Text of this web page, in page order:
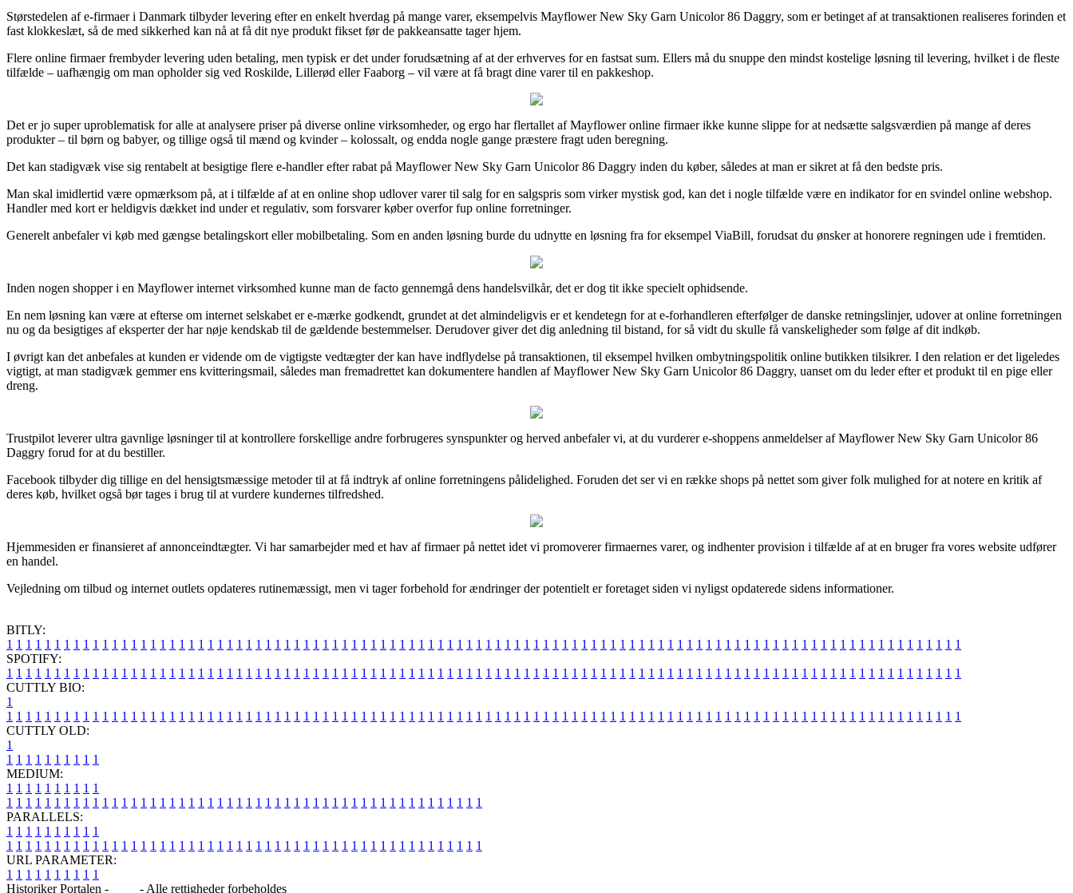
Størstedelen af e-firmaer i Danmark tilbyder levering efter en enkelt hverdag på mange varer, eksempelvis Mayflower New Sky Garn Unicolor 86 Daggry, som er betinget af at transaktionen realiseres forinden et
fast klokkeslæt, så de med sikkerhed kan nå at få dit nye produkt fikset før de pakkeansatte tager hjem.
Flere online firmaer frembyder levering uden betaling, men typisk er det under forudsætning af at der erhverves for en fastsat sum. Ellers må du snuppe den mindst kostelige løsning til levering, hvilket i de fleste
tilfælde – uafhængig om man opholder sig ved Roskilde, Lillerød eller Faaborg – vil være at få bragt dine varer til en pakkeshop.
Det er jo super uproblematisk for alle at analysere priser på diverse online virksomheder, og ergo har flertallet af Mayflower online firmaer ikke kunne slippe for at nedsætte salgsværdien på mange af deres
produkter – til børn og babyer, og tillige også til mænd og kvinder – kolossalt, og endda nogle gange præstere fragt uden beregning.
Det kan stadigvæk vise sig rentabelt at besigtige flere e-handler efter rabat på Mayflower New Sky Garn Unicolor 86 Daggry inden du køber, således at man er sikret at få den bedste pris.
Man skal imidlertid være opmærksom på, at i tilfælde af at en online shop udlover varer til salg for en salgspris som virker mystisk god, kan det i nogle tilfælde være en indikator for en svindel online webshop.
Handler med kort er heldigvis dækket ind under et regulativ, som forsvarer køber overfor fup online forretninger.
Generelt anbefaler vi køb med gængse betalingskort eller mobilbetaling. Som en anden løsning burde du udnytte en løsning fra for eksempel ViaBill, forudsat du ønsker at honorere regningen ude i fremtiden.
Inden nogen shopper i en Mayflower internet virksomhed kunne man de facto gennemgå dens handelsvilkår, det er dog tit ikke specielt ophidsende.
En nem løsning kan være at efterse om internet selskabet er e-mærke godkendt, grundet at det almindeligvis er et kendetegn for at e-forhandleren efterfølger de danske retningslinjer, udover at online forretningen
nu og da besigtiges af eksperter der har nøje kendskab til de gældende bestemmelser. Derudover giver det dig anledning til bistand, for så vidt du skulle få vanskeligheder som følge af dit indkøb.
I øvrigt kan det anbefales at kunden er vidende om de vigtigste vedtægter der kan have indflydelse på transaktionen, til eksempel hvilken ombytningspolitik online butikken tilsikrer. I den relation er det ligeledes
vigtigt, at man stadigvæk gemmer ens kvitteringsmail, således man fremadrettet kan dokumentere handlen af Mayflower New Sky Garn Unicolor 86 Daggry, uanset om du leder efter et produkt til en pige eller
dreng.
Trustpilot leverer ultra gavnlige løsninger til at kontrollere forskellige andre forbrugeres synspunkter og herved anbefaler vi, at du vurderer e-shoppens anmeldelser af Mayflower New Sky Garn Unicolor 86
Daggry forud for at du bestiller.
Facebook tilbyder dig tillige en del hensigtsmæssige metoder til at få indtryk af online forretningens pålidelighed. Foruden det ser vi en række shops på nettet som giver folk mulighed for at notere en kritik af
deres køb, hvilket også bør tages i brug til at vurdere kundernes tilfredshed.
Hjemmesiden er finansieret af annonceindtægter. Vi har samarbejder med et hav af firmaer på nettet idet vi promoverer firmaernes varer, og indhenter provision i tilfælde af at en bruger fra vores website udfører
en handel.
Vejledning om tilbud og internet outlets opdateres rutinemæssigt, men vi tager forbehold for ændringer der potentielt er foretaget siden vi nyligst opdaterede sidens informationer.
BITLY:
1 1 1 1 1 1 1 1 1 1 1 1 1 1 1 1 1 1 1 1 1 1 1 1 1 1 1 1 1 1 1 1 1 1 1 1 1 1 1 1 1 1 1 1 1 1 1 1 1 1 1 1 1 1 1 1 1 1 1 1 1 1 1 1 1 1 1 1 1 1 1 1 1 1 1 1 1 1 1 1 1 1 1 1 1 1 1 1 1 1 1 1 1 1 1 1 1 1 1 1
SPOTIFY:
1 1 1 1 1 1 1 1 1 1 1 1 1 1 1 1 1 1 1 1 1 1 1 1 1 1 1 1 1 1 1 1 1 1 1 1 1 1 1 1 1 1 1 1 1 1 1 1 1 1 1 1 1 1 1 1 1 1 1 1 1 1 1 1 1 1 1 1 1 1 1 1 1 1 1 1 1 1 1 1 1 1 1 1 1 1 1 1 1 1 1 1 1 1 1 1 1 1 1 1
CUTTLY BIO:
1
1 1 1 1 1 1 1 1 1 1 1 1 1 1 1 1 1 1 1 1 1 1 1 1 1 1 1 1 1 1 1 1 1 1 1 1 1 1 1 1 1 1 1 1 1 1 1 1 1 1 1 1 1 1 1 1 1 1 1 1 1 1 1 1 1 1 1 1 1 1 1 1 1 1 1 1 1 1 1 1 1 1 1 1 1 1 1 1 1 1 1 1 1 1 1 1 1 1 1 1
CUTTLY OLD:
1
1 1 1 1 1 1 1 1 1 1
MEDIUM:
1 1 1 1 1 1 1 1 1 1
1 1 1 1 1 1 1 1 1 1 1 1 1 1 1 1 1 1 1 1 1 1 1 1 1 1 1 1 1 1 1 1 1 1 1 1 1 1 1 1 1 1 1 1 1 1 1 1 1 1
PARALLELS:
1 1 1 1 1 1 1 1 1 1
1 1 1 1 1 1 1 1 1 1 1 1 1 1 1 1 1 1 1 1 1 1 1 1 1 1 1 1 1 1 1 1 1 1 1 1 1 1 1 1 1 1 1 1 1 1 1 1 1 1
URL PARAMETER:
1 1 1 1 1 1 1 1 1 1
Historiker Portalen -
- Alle rettigheder forbeholdes